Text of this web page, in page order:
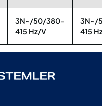
3N~/50/380-
415 Hz/V
3N~/
415